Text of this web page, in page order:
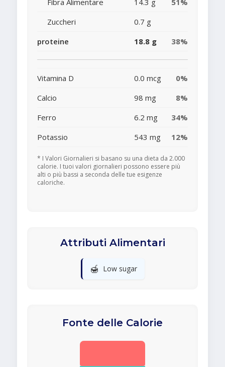
Fibra Alimentare 14.3 g
51%
Zuccheri
0.7 g
proteine
18.8 g 38%
Vitamina D 0.0 mcg
0%
Calcio
98 mg
8%
Ferro
6.2 mg
34%
Potassio
543 mg 12%
* I Valori Giornalieri si basano su una dieta da 2.000
calorie. I tuoi valori giornalieri possono essere più
alti o più bassi a seconda delle tue esigenze
caloriche.
Attributi Alimentari
🍯 Low sugar
Fonte delle Calorie